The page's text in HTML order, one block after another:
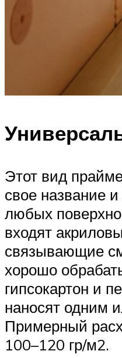
Этот вид
свое название
любых
входят
связывающие
хорошо
гипсокартон и
наносят одним
Примерный
100–120 гр/м2.